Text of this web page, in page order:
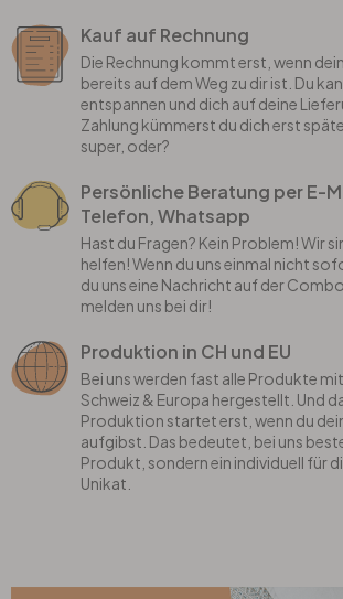
Kauf auf Rechnung
Die Rechnung kommt erst, wenn
bereits auf dem Weg zu dir ist. Du
entspannen und dich auf deine
Zahlung kümmerst du dich erst
super, oder?
Persönliche Beratung per E-
Telefon, Whatsapp
Hast du Fragen? Kein Problem! Wir
helfen! Wenn du uns einmal nicht
du uns eine Nachricht auf der
melden uns bei dir!
Produktion in CH und EU
Bei uns werden fast alle Produkte
Schweiz & Europa hergestellt. Und
Produktion startet erst, wenn du
aufgibst. Das bedeutet, bei uns
Produkt, sondern ein individuell für
Unikat.